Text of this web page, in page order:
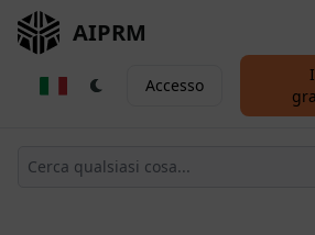
AIPRM
Accesso